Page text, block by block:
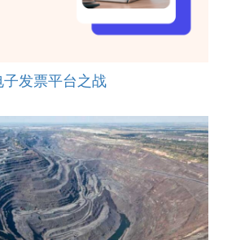
子发票平台之战